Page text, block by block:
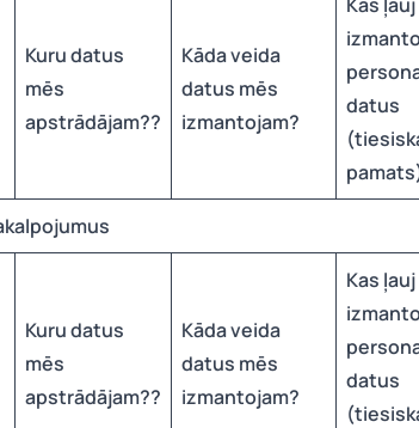
Kuru datus
mēs
apstrādājam??
Kāda veida
datus mēs
izmantojam?
datus
Kuru datus
mēs
apstrādājam??
Kāda veida
datus mēs
izmantojam?
Kas
datus